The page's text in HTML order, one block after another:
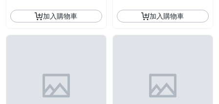
加入購物車 加入購物車